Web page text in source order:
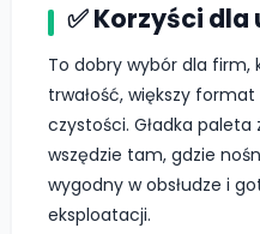
✅ Korzyści
To dobry wybór dla firm,
trwałość, większy
czystości. Gładka paleta
wszędzie tam, gdzie
wygodny w obsłudze i
eksploatacji.